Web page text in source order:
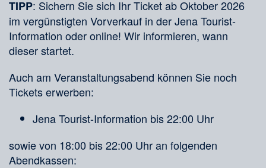
TIPP: Sichern Sie sich Ihr Ticket ab Oktober 2026
im vergünstigten Vorverkauf in der Jena Tourist-
Information oder online! Wir informieren, wann
dieser startet.
Auch am Veranstaltungsabend können Sie noch
Tickets erwerben:
Jena Tourist-Information bis 22:00 Uhr
sowie von 18:00 bis 22:00 Uhr an folgenden
Abendkassen: